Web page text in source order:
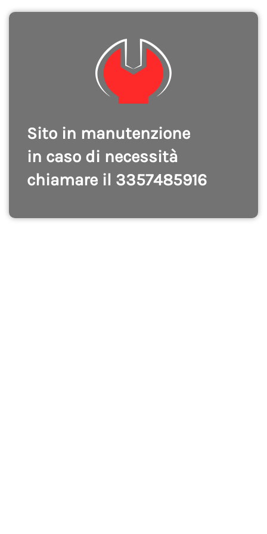
Sito in manutenzione
in caso di necessità
chiamare il 3357485916